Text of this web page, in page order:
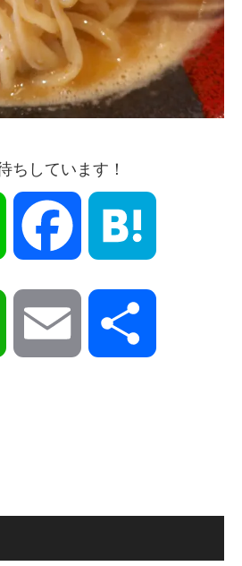
ちしています！
Line Facebook
WhatsApp Email